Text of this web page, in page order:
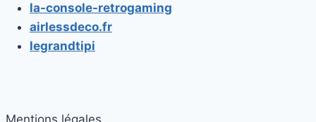
la-console-retrogaming
airlessdeco.fr
legrandtipi